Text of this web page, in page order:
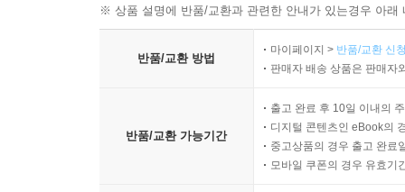
※ 상품 설명에 반품/교환과 관련한 안내가 있는경우 아
반품/교환 방법
마이페이지 > 반품/교환 신
판매자 배송 상품은 판매자
반품/교환 가능기간
출고 완료 후 10일 이내의
디지털 콘텐츠인 eBook의
중고상품의 경우 출고 완료
모바일 쿠폰의 경우 유효기